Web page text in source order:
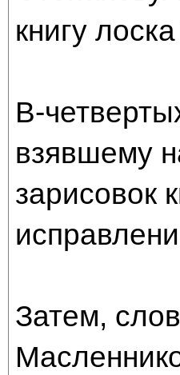
книгу
В-
взявшему
зарисовок
Затем,